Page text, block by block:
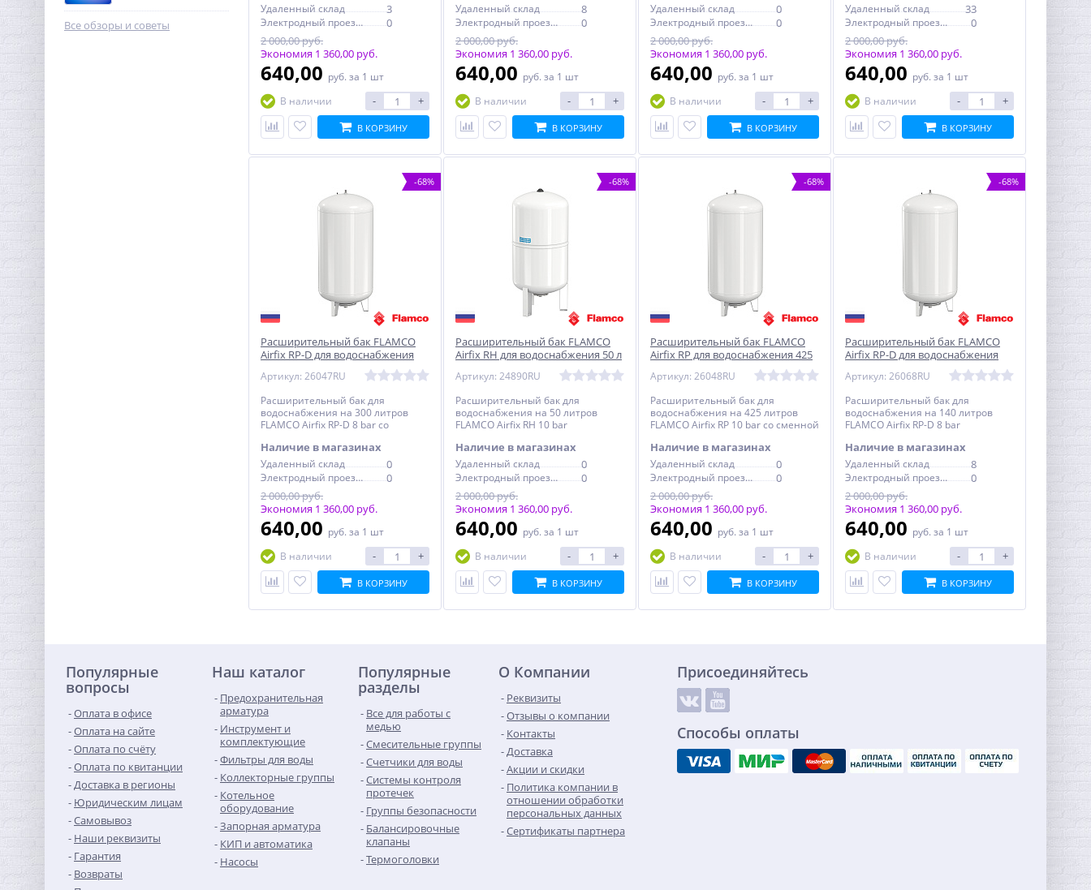
Система контроля
протечек Neptun ССТ
Smart+Tuya 3/4"
Все обзоры и советы
Удаленный склад 3
Электродный проезд, 6с1
0
2 000,00 руб.
Экономия 1 360,00 руб.
640,00 руб. за 1 шт
В наличии
- +
В КОРЗИНУ
Удаленный склад 8
Электродный проезд, 6с1
0
2 000,00 руб.
Экономия 1 360,00 руб.
640,00 руб. за 1 шт
В наличии
- +
В КОРЗИНУ
Удаленный склад 0
Электродный проезд, 6с1
0
2 000,00 руб.
Экономия 1 360,00 руб.
640,00 руб. за 1 шт
В наличии
- +
В КОРЗИНУ
Удаленный склад 33
Электродный проезд, 6с1
0
2 000,00 руб.
Экономия 1 360,00 руб.
640,00 руб. за 1 шт
В наличии
- +
В КОРЗИНУ
-68%
Расширительный бак FLAMCO
Airfix RP-D для водоснабжения
300 л 8 bar сменная мембрана
Артикул: 26047RU
Расширительный бак для
водоснабжения на 300 литров
FLAMCO Airfix RP-D 8 bar со
Наличие в магазинах
Удаленный склад 0
Электродный проезд, 6с1
0
2 000,00 руб.
Экономия 1 360,00 руб.
640,00 руб. за 1 шт
В наличии
- +
В КОРЗИНУ
-68%
Расширительный бак FLAMCO
Airfix RH для водоснабжения 50 л
10 bar горизонтальный
Артикул: 24890RU
Расширительный бак для
водоснабжения на 50 литров
FLAMCO Airfix RH 10 bar
Наличие в магазинах
Удаленный склад 0
Электродный проезд, 6с1
0
2 000,00 руб.
Экономия 1 360,00 руб.
640,00 руб. за 1 шт
В наличии
- +
В КОРЗИНУ
-68%
Расширительный бак FLAMCO
Airfix RP для водоснабжения 425
л 10 bar сменная мембрана
Артикул: 26048RU
Расширительный бак для
водоснабжения на 425 литров
FLAMCO Airfix RP 10 bar со сменной
Наличие в магазинах
Удаленный склад 0
Электродный проезд, 6с1
0
2 000,00 руб.
Экономия 1 360,00 руб.
640,00 руб. за 1 шт
В наличии
- +
В КОРЗИНУ
-68%
Расширительный бак FLAMCO
Airfix RP-D для водоснабжения
Артикул: 26068RU
Расширительный бак для
водоснабжения на 140 литров
FLAMCO Airfix RP-D 8 bar
Наличие в магазинах
Удаленный склад 8
Электродный проезд, 6с1
0
2 000,00 руб.
Экономия 1 360,00 руб.
640,00 руб. за 1 шт
В наличии
- +
В КОРЗИНУ
Популярные
вопросы
Оплата в офисе
Оплата на сайте
Оплата по счёту
Оплата по квитанции
Доставка в регионы
Юридическим лицам
Самовывоз
Наши реквизиты
Гарантия
Возвраты
Наш каталог
Предохранительная
арматура
Инструмент и
комплектующие
Фильтры для воды
Коллекторные группы
Котельное
оборудование
Запорная арматура
КИП и автоматика
Насосы
Популярные
разделы
Все для работы с
медью
Смесительные группы
Счетчики для воды
Системы контроля
протечек
Группы безопасности
Балансировочные
клапаны
Термоголовки
О Компании
Реквизиты
Отзывы о компании
Контакты
Доставка
Акции и скидки
Политика компании в
отношении обработки
персональных данных
Сертификаты партнера
Присоединяйтесь
Способы оплаты